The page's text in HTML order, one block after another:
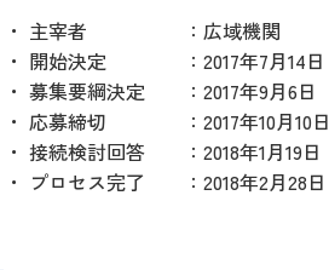
主宰者
：広域機関
開始決定
：2017年7月14日
募集要綱決定
：2017年9月6日
応募締切
：2017年10月10日
接続検討回答
：2018年1月19日
プロセス完了
：2018年2月28日